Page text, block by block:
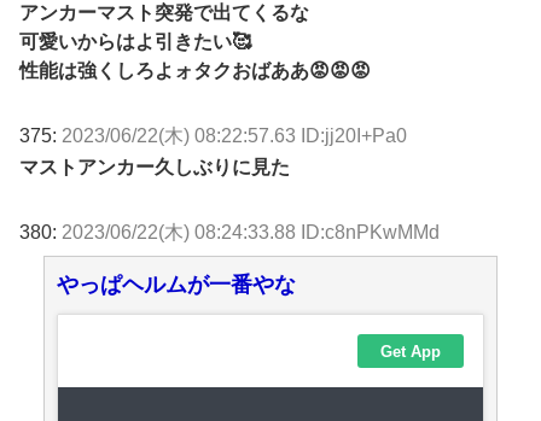
アンカーマスト突発で出てくるな
可愛いからはよ引きたい🥰
性能は強くしろよォタクおばああ😡😡😡
375: 2023/06/22(木) 08:22:57.63 ID:jj20I+Pa0
マストアンカー久しぶりに見た
380: 2023/06/22(木) 08:24:33.88 ID:c8nPKwMMd
やっぱヘルムが一番やな